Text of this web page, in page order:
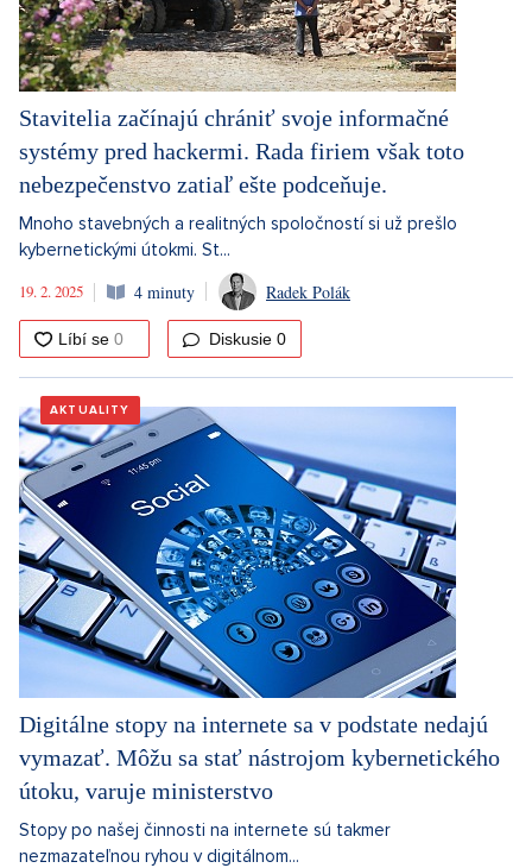
Stavitelia začínajú chrániť svoje informačné
systémy pred hackermi. Rada firiem však toto
nebezpečenstvo zatiaľ ešte podceňuje.
Mnoho stavebných a realitných spoločností si už prešlo
kybernetickými útokmi. St...
19. 2. 2025
4 minuty Radek Polák
Diskusie 0
AKTUALITY
Digitálne stopy na internete sa v podstate nedajú
vymazať. Môžu sa stať nástrojom kybernetického
útoku, varuje ministerstvo
Stopy po našej činnosti na internete sú takmer
nezmazateľnou ryhou v digitálnom...